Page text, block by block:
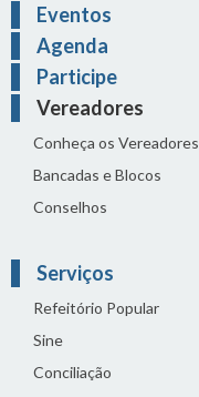
Eventos
Agenda
Participe
Vereadores
Conheça os Vereadores
Bancadas e Blocos
Conselhos
Serviços
Refeitório Popular
Sine
Conciliação